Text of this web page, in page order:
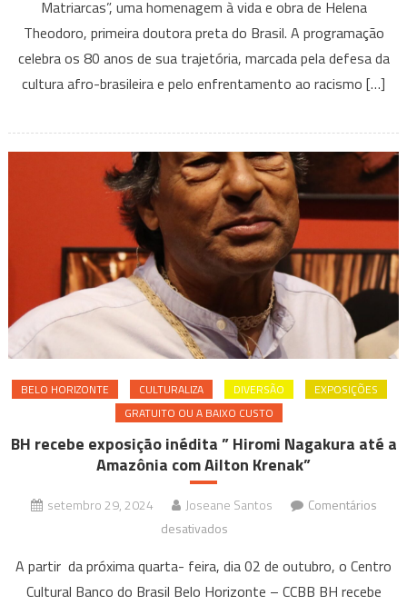
a
ocupação
“Trilogia
Matriarcas”,
vida
e
obra
de
Helena
Theodoro,
primeira
doutora
negra
filosofia
do
Brasil
Matriarcas”, uma homenagem à vida e obra de Helena
Theodoro, primeira doutora preta do Brasil. A programação
celebra os 80 anos de sua trajetória, marcada pela defesa da
cultura afro-brasileira e pelo enfrentamento ao racismo […]
BELO HORIZONTE CULTURALIZA DIVERSÃO
EXPOSIÇÕES
GRATUITO OU A BAIXO CUSTO
BH recebe exposição inédita ” Hiromi Nagakura até a
Amazônia com Ailton Krenak”
setembro 29, 2024 Joseane Santos
Comentários
desativados
recebe
exposição
A partir da próxima quarta- feira, dia 02 de outubro, o Centro
Cultural Banco do Brasil Belo Horizonte – CCBB BH recebe